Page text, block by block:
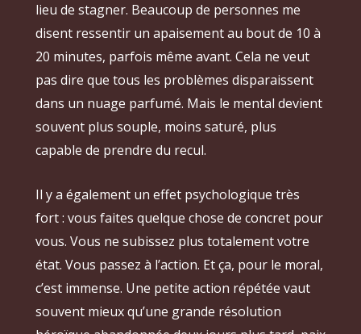
lieu de stagner. Beaucoup de personnes me
disent ressentir un apaisement au bout de 10 à
20 minutes, parfois même avant. Cela ne veut
pas dire que tous les problèmes disparaissent
dans un nuage parfumé. Mais le mental devient
souvent plus souple, moins saturé, plus
capable de prendre du recul.
Il y a également un effet psychologique très
fort : vous faites quelque chose de concret pour
vous. Vous ne subissez plus totalement votre
état. Vous passez à l’action. Et ça, pour le moral,
c’est immense. Une petite action répétée vaut
souvent mieux qu’une grande résolution